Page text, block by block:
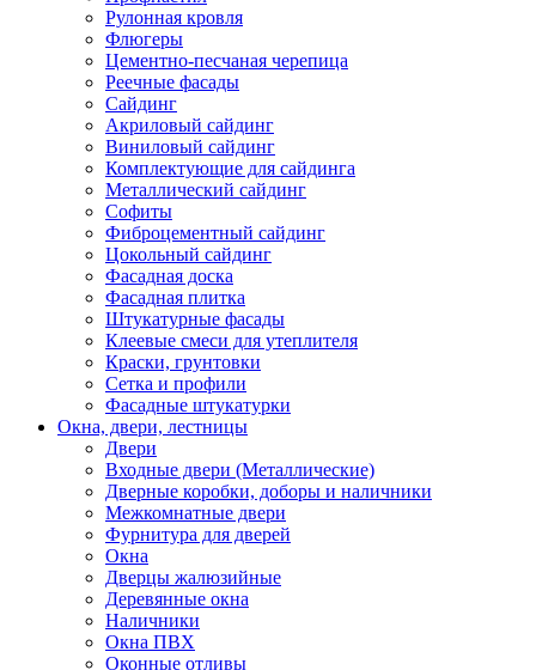
Рулонная кровля
Флюгеры
Цементно-песчаная черепица
Реечные фасады
Сайдинг
Акриловый сайдинг
Виниловый сайдинг
Комплектующие для сайдинга
Металлический сайдинг
Софиты
Фиброцементный сайдинг
Цокольный сайдинг
Фасадная доска
Фасадная плитка
Штукатурные фасады
Клеевые смеси для утеплителя
Краски, грунтовки
Сетка и профили
Фасадные штукатурки
Окна, двери, лестницы
Двери
Входные двери (Металлические)
Дверные коробки, доборы и наличники
Межкомнатные двери
Фурнитура для дверей
Окна
Дверцы жалюзийные
Деревянные окна
Наличники
Окна ПВХ
Оконные отливы